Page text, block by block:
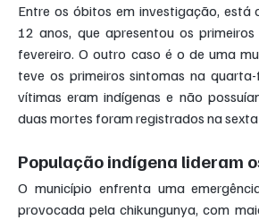
Entre os óbitos em investigação, está
12 anos, que apresentou os
fevereiro. O outro caso é o de uma
teve os primeiros sintomas na
vítimas eram indígenas e não
duas mortes foram registrados na
População indígena lideram
O município enfrenta uma
provocada pela chikungunya, com